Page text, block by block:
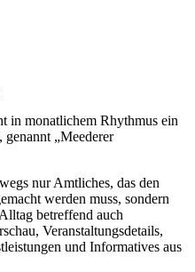
in monatlichem Rhythmus ein
„Meederer
nur Amtliches, das den
werden muss, sondern
betreffend auch
Veranstaltungsdetails,
und Informatives aus